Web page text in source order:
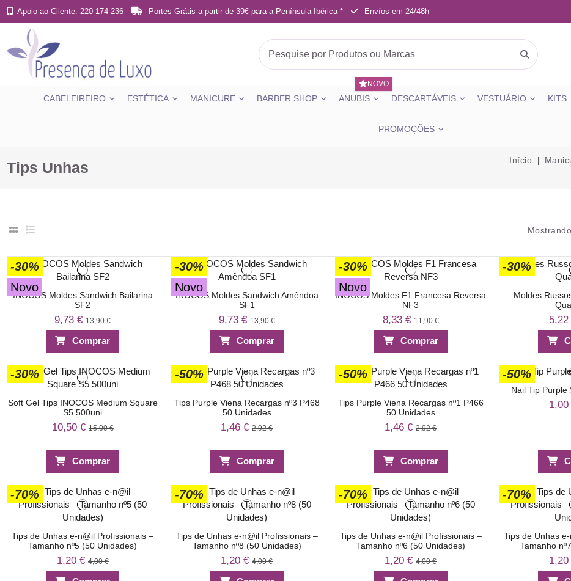
Apoio ao Cliente: 220 174 236 Portes Grátis a partir de 39€ para a Península Ibérica * Envíos em 24/48h
CABELEIREIRO ESTÉTICA MANICURE BARBER SHOP ANUBIS
NOVO
DESCARTÁVEIS VESTUÁRIO KITS
PROMOÇÕES
Tips Unhas Início
-30%
Novo
INOCOS Moldes Sandwich Bailarina
SF2
9,73 €13,90 €
Comprar
-30%
Novo
INOCOS Moldes Sandwich Amêndoa
SF1
9,73 €13,90 €
Comprar
-30%
Novo
INOCOS Moldes F1 Francesa Reversa
NF3
8,33 € 11,90 €
Comprar
-30%
Moldes
-30%
Soft Gel Tips INOCOS Medium Square
S5 500uni
10,50 € 15,00 €
Comprar
-50%
Tips Purple Viena Recargas nº3 P468
50 Unidades
1,46 €2,92 €
Comprar
-50%
Tips Purple Viena Recargas nº1 P466
50 Unidades
1,46 €2,92 €
Comprar
-50%
Nail Tip Purple
-70%
Tips de Unhas e-n@il Profissionais –
Tamanho nº5 (50 Unidades)
1,20 € 4,00 €
-70%
Tips de Unhas e-n@il Profissionais –
Tamanho nº8 (50 Unidades)
1,20 €4,00 €
-70%
Tips de Unhas e-n@il Profissionais –
Tamanho nº6 (50 Unidades)
1,20 €4,00 €
-70%
Tips de Unhas
Tamanho